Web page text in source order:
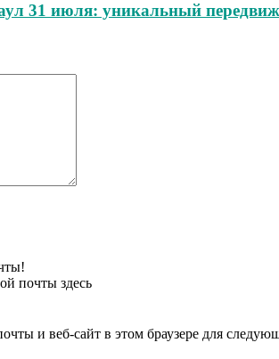
31 июля: уникальный
почты здесь
и веб-сайт в этом браузере для